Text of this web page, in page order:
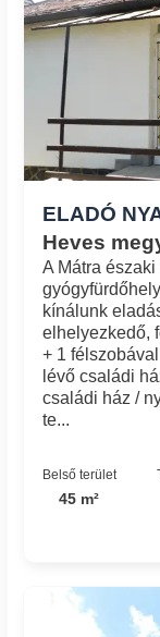
ELADÓ
Heves
A Mátra
kínálunk
elhelyezkedő,
+ 1
lévő családi
családi ház /
te...
Belső terület
45 m²